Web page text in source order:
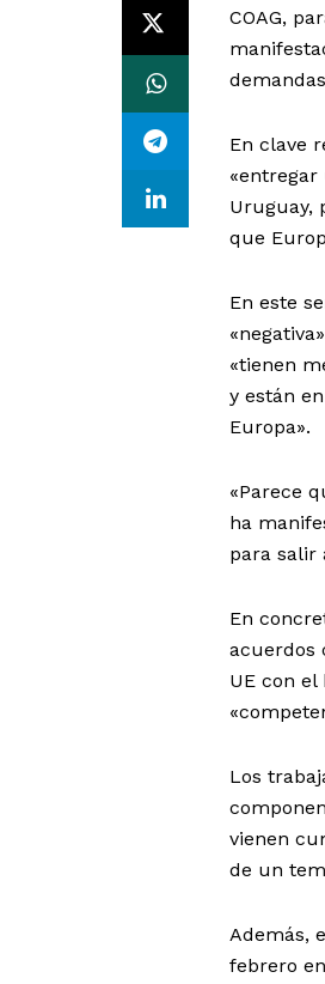
COAG,
En clave
«entregar
Uruguay,
que
En este
«tienen
y están
Europa».
«Parece
ha
para salir
En
acuerdos
UE con
Los
vienen
de un
Además,
febrero